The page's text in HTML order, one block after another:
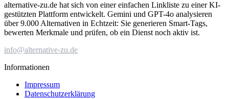
alternative-zu.de hat sich von einer einfachen Linkliste zu einer KI-
gestützten Plattform entwickelt. Gemini und GPT-4o analysieren
über 9.000 Alternativen in Echtzeit: Sie generieren Smart-Tags,
bewerten Merkmale und prüfen, ob ein Dienst noch aktiv ist.
info@alternative-zu.de
Informationen
Impressum
Datenschutzerklärung